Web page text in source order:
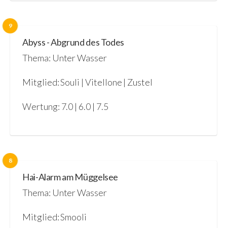
9
Abyss - Abgrund des Todes
Thema: Unter Wasser
Mitglied: Souli | Vitellone | Zustel
Wertung: 7.0 | 6.0 | 7.5
8
Hai-Alarm am Müggelsee
Thema: Unter Wasser
Mitglied: Smooli